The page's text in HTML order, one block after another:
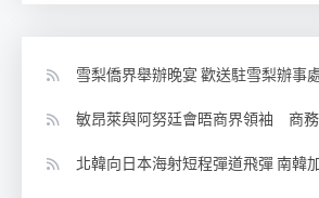
雪梨僑界舉辦晚宴 歡送駐雪梨辦事
敏昂萊與阿努廷會晤商界領袖 商
北韓向日本海射短程彈道飛彈 南韓